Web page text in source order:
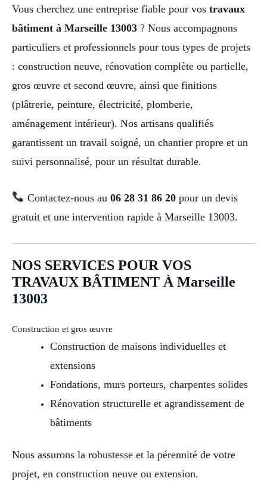
Vous cherchez une entreprise fiable pour vos travaux
bâtiment à Marseille 13003 ? Nous accompagnons
particuliers et professionnels pour tous types de projets
: construction neuve, rénovation complète ou partielle,
gros œuvre et second œuvre, ainsi que finitions
(plâtrerie, peinture, électricité, plomberie,
aménagement intérieur). Nos artisans qualifiés
garantissent un travail soigné, un chantier propre et un
suivi personnalisé, pour un résultat durable.
Contactez-nous au 06 28 31 86 20pour un devis
gratuit et une intervention rapide à Marseille 13003.
NOS SERVICES POUR VOS
TRAVAUX BÂTIMENT À Marseille
13003
Construction et gros œuvre
Construction de maisons individuelles et
extensions
Fondations, murs porteurs, charpentes solides
Rénovation structurelle et agrandissement de
bâtiments
Nous assurons la robustesse et la pérennité de votre
projet, en construction neuve ou extension.